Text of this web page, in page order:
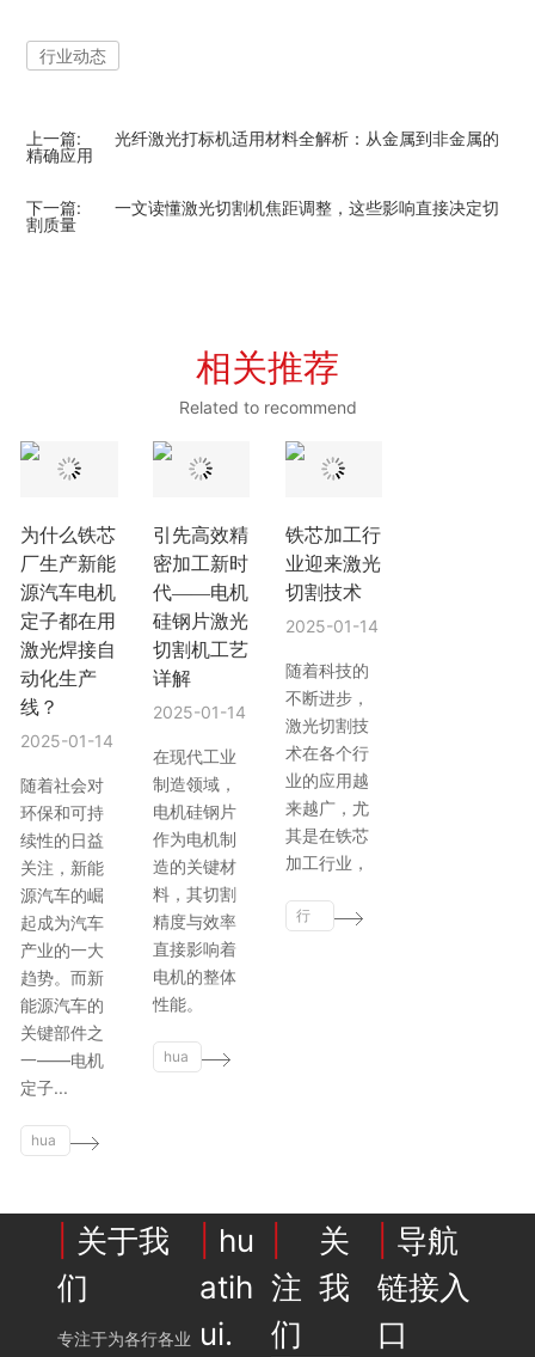
行业动态
上一篇:
光纤激光打标机适用材料全解析：从金属到非金属的
精确应用
下一篇:
一文读懂激光切割机焦距调整，这些影响直接决定切
割质量
相关推荐
Related to recommend
为什么铁芯
厂生产新能
源汽车电机
定子都在用
激光焊接自
动化生产
线？
2025-01-14
随着社会对
环保和可持
续性的日益
关注，新能
源汽车的崛
起成为汽车
产业的一大
趋势。而新
能源汽车的
关键部件之
一——电机
定子...
hua
引先高效精
密加工新时
代——电机
硅钢片激光
切割机工艺
详解
2025-01-14
在现代工业
制造领域，
电机硅钢片
作为电机制
造的关键材
料，其切割
精度与效率
直接影响着
电机的整体
性能。
hua
铁芯加工行
业迎来激光
切割技术
2025-01-14
随着科技的
不断进步，
激光切割技
术在各个行
业的应用越
来越广，尤
其是在铁芯
加工行业，
行
关于我
们
专注于为各行各业
hu
atih
ui.
关
注我
们
导航
链接入
口